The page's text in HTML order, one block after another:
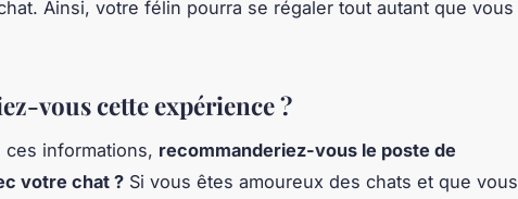
Ainsi, votre félin pourra se régaler tout autant que vous
vous cette expérience ?
ces informations, recommanderiez-vous le poste de
votre chat ? Si vous êtes amoureux des chats et que vous